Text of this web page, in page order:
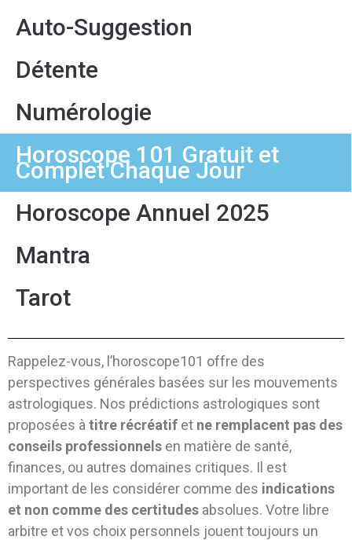
Auto-Suggestion
Détente
Numérologie
Horoscope 101 Gratuit et
Complet Chaque Jour
Horoscope Annuel 2025
Mantra
Tarot
Rappelez-vous, l’horoscope101 offre des
perspectives générales basées sur les mouvements
astrologiques. Nos prédictions astrologiques sont
proposées à titre récréatif et ne remplacent pas des
conseils professionnels en matière de santé,
finances, ou autres domaines critiques. Il est
important de les considérer comme des indications
et non comme des certitudes absolues. Votre libre
arbitre et vos choix personnels jouent toujours un